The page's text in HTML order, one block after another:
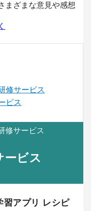
まざまな意見や感想
修サービス
ビス
修サービス
ービス
習アプリ レシピ